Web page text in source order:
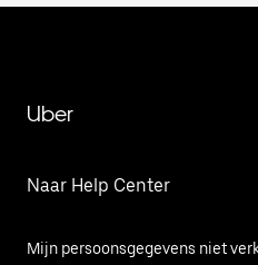
Uber
Naar Help Center
Mijn persoonsgegevens niet